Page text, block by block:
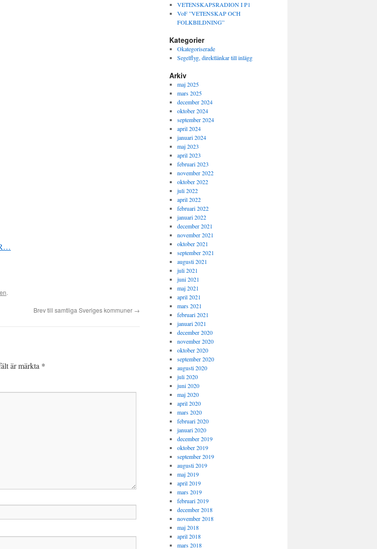
.
Brev till samtliga Sveriges kommuner →
är märkta *
VETENSKAPSRADION I P1
VoF ”VETENSKAP OCH
FOLKBILDNING”
Kategorier
Okategoriserade
Segelflyg, direktlänkar till inlägg
Arkiv
maj 2025
mars 2025
december 2024
oktober 2024
september 2024
april 2024
januari 2024
maj 2023
april 2023
februari 2023
november 2022
oktober 2022
juli 2022
april 2022
februari 2022
januari 2022
december 2021
november 2021
oktober 2021
september 2021
augusti 2021
juli 2021
juni 2021
maj 2021
april 2021
mars 2021
februari 2021
januari 2021
december 2020
november 2020
oktober 2020
september 2020
augusti 2020
juli 2020
juni 2020
maj 2020
april 2020
mars 2020
februari 2020
januari 2020
december 2019
oktober 2019
september 2019
augusti 2019
maj 2019
april 2019
mars 2019
februari 2019
december 2018
november 2018
maj 2018
april 2018
mars 2018